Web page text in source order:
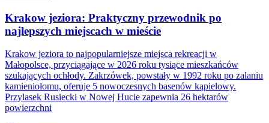
Krakow jeziora: Praktyczny przewodnik po
najlepszych miejscach w mieście
Krakow jeziora to najpopularniejsze miejsca rekreacji w
Małopolsce, przyciągające w 2026 roku tysiące mieszkańców
szukających ochłody. Zakrzówek, powstały w 1992 roku po zalaniu
kamieniołomu, oferuje 5 nowoczesnych basenów kąpielowy.
Przylasek Rusiecki w Nowej Hucie zapewnia 26 hektarów
powierzchni